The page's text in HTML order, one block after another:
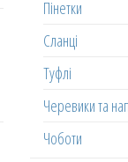
Пінетки
Сланці
Туфлі
Черевики та
Чоботи